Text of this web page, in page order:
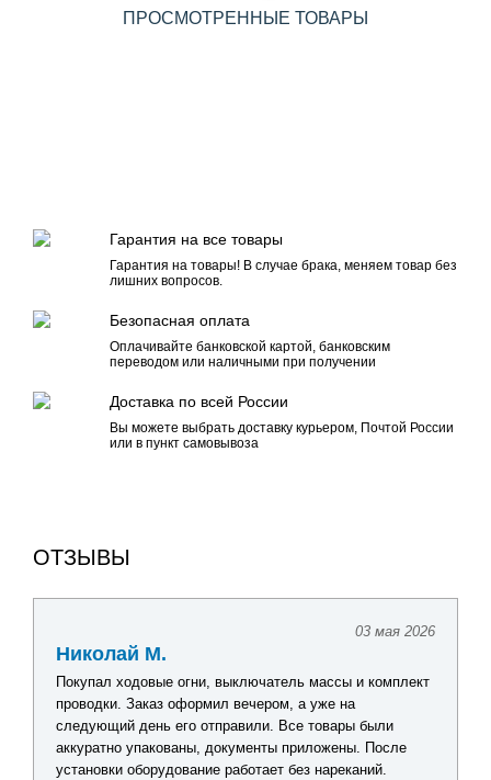
ПРОСМОТРЕННЫЕ ТОВАРЫ
Гарантия на все товары
Гарантия на товары! В случае брака, меняем товар без
лишних вопросов.
Безопасная оплата
Оплачивайте банковской картой, банковским
переводом или наличными при получении
Доставка по всей России
Вы можете выбрать доставку курьером, Почтой России
или в пункт самовывоза
ОТЗЫВЫ
03 мая 2026
Николай М.
Покупал ходовые огни, выключатель массы и комплект
проводки. Заказ оформил вечером, а уже на
следующий день его отправили. Все товары были
аккуратно упакованы, документы приложены. После
установки оборудование работает без нареканий.